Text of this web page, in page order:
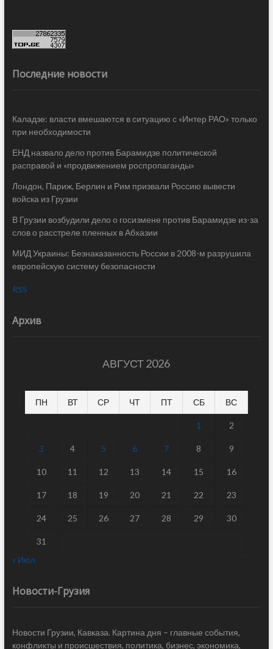
Последние новости
Каладзе: власти вмешаются в ситуацию с «Интер РАО» только
при необходимости
ЕНД назвало дело против Барамидзе политической
расправой и «продвижением роспропаганды»
Лондон, Париж, Берлин и Рим призвали Россию вывести
войска из Грузии
В Грузии возбудили дело о госизмене против Барамидзе из-за
слов о расстреле пленных в Абхазии
МИД Украины: Безнаказанность России в 2008-м разрушила
европейскую систему безопасности
RSS
Архив
АВГУСТ 2026
ПН ВТ СР ЧТ ПТ СБ ВС
1 2
3 4 5 6 7 8 9
10 11 12 13 14 15 16
17 18 19 20 21 22 23
24 25 26 27 28 29 30
31
« Июл
Новости-Грузия
Новости Грузии, Кавказа. Картина дня – главные события,
конфликты и происшествия, политика, бизнес, экономика,